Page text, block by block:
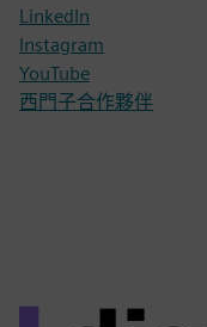
LinkedIn
Instagram
YouTube
西門子合作夥伴